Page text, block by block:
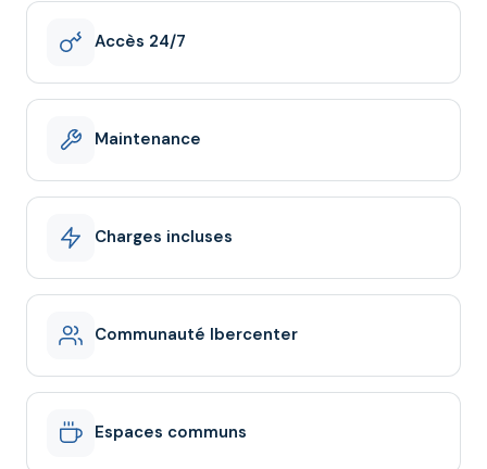
Accès 24/7
Maintenance
Charges incluses
Communauté Ibercenter
Espaces communs